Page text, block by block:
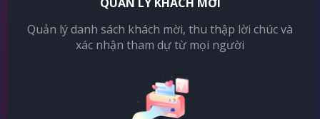
Quản lý danh sách khách mời, thu thập lời chúc và
xác nhận tham dự từ mọi người